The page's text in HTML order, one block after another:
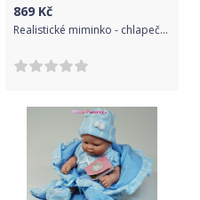
869 Kč
Realistické miminko - chlapeček Julius 2019 od firmy Paola Reina